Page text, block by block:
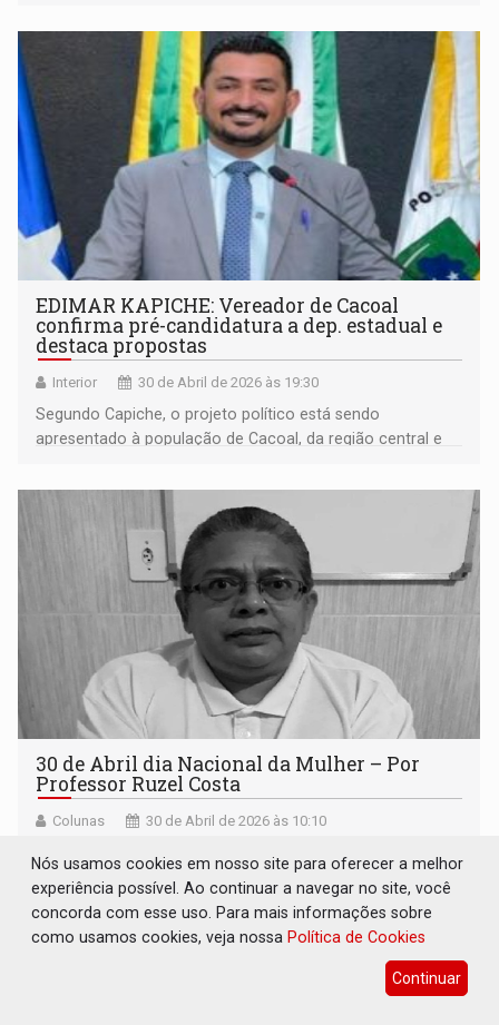
EDIMAR KAPICHE: Vereador de Cacoal
confirma pré-candidatura a dep. estadual e
destaca propostas
Interior 30 de Abril de 2026 às 19:30
Segundo Capiche, o projeto político está sendo
apresentado à população de Cacoal, da região central e
30 de Abril dia Nacional da Mulher – Por
Professor Ruzel Costa
Colunas 30 de Abril de 2026 às 10:10
Nós usamos cookies em nosso site para oferecer a melhor
experiência possível. Ao continuar a navegar no site, você
concorda com esse uso. Para mais informações sobre
como usamos cookies, veja nossa Política de Cookies
Continuar